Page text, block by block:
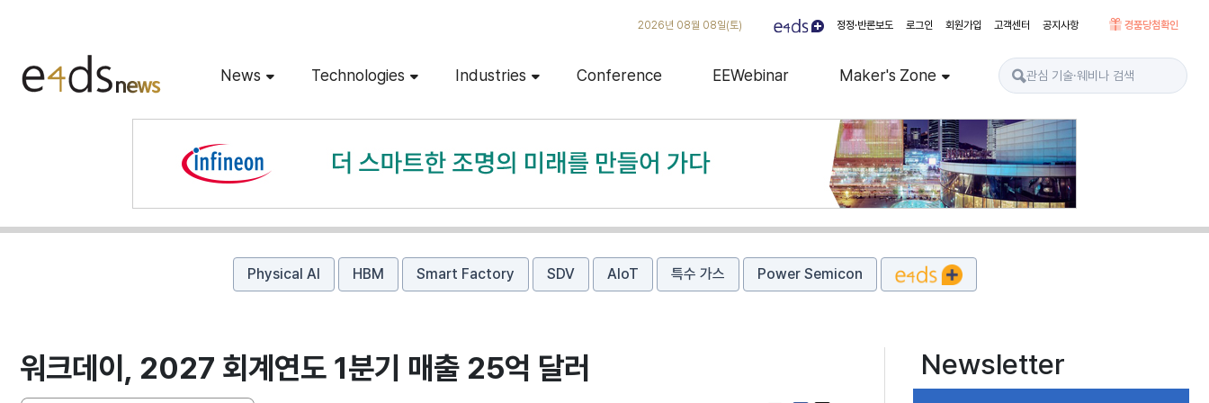
2026년 08월 08일(토) 정정·반론보도 로그인 회원가입 고객센터 공지사항 경품당첨확인
News Technologies Industries Conference EEWebinar Maker's Zone
Physical AI HBM Smart Factory SDV AIoT 특수 가스 Power Semicon
워크데이, 2027 회계연도 1분기 매출 25억 달러 Newsletter